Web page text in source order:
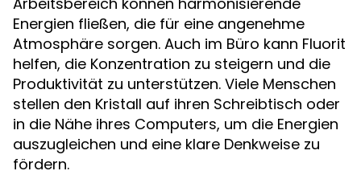
Energien fließen, die für eine angenehme
Atmosphäre sorgen. Auch im Büro kann Fluorit
helfen, die Konzentration zu steigern und die
Produktivität zu unterstützen. Viele Menschen
stellen den Kristall auf ihren Schreibtisch oder
in die Nähe ihres Computers, um die Energien
auszugleichen und eine klare Denkweise zu
fördern.